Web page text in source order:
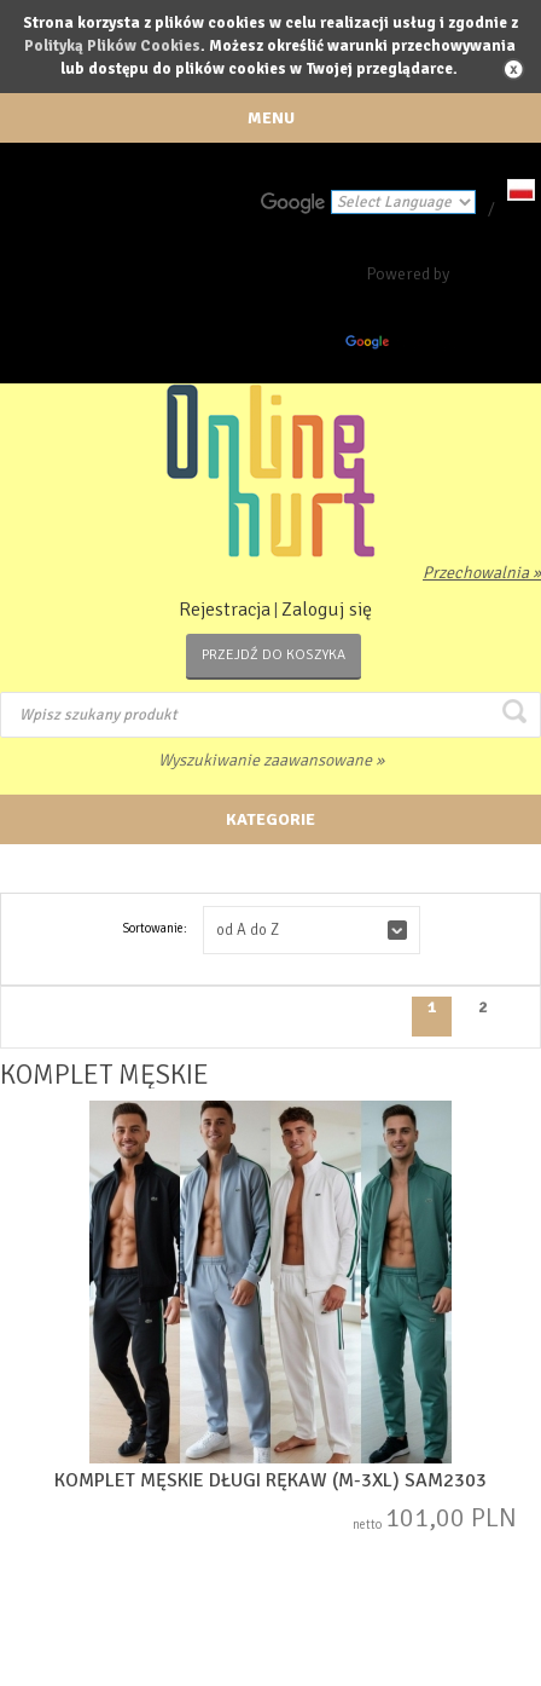
Strona korzysta z plików cookies w celu realizacji usług i zgodnie z
Polityką Plików Cookies. Możesz określić warunki przechowywania
lub dostępu do plików cookies w Twojej przeglądarce.
MENU
Powered by
/
Przechowalnia »
Rejestracja Zaloguj się
PRZEJDŹ DO KOSZYKA
Wyszukiwanie zaawansowane »
KATEGORIE
Sortowanie: od A do Z
1 2
KOMPLET MĘSKIE
KOMPLET MĘSKIE DŁUGI RĘKAW (M-3XL) SAM2303
netto 101,00 PLN